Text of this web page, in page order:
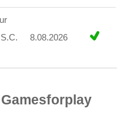
8.08.2026